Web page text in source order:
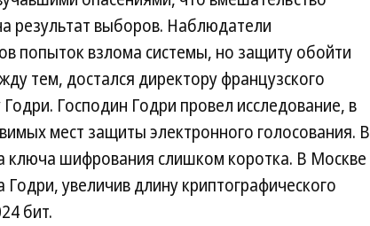
результат выборов. Наблюдатели
попыток взлома системы, но защиту обойти
тем, достался директору французского
Господин Годри провел исследование, в
мест защиты электронного голосования. В
ключа шифрования слишком коротка. В Москве
увеличив длину криптографического
бит.